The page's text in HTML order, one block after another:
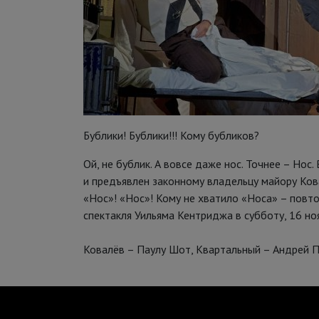
Бублики! Бублики!!! Кому бубликов?
Ой, не бублик. А вовсе даже нос. Точнее – Нос.
и предъявлен законному владельцу майору
«Нос»! «Нос»! Кому не хватило «Носа» –
спектакля Уильяма Кентриджа в субботу, 16
Ковалёв – Паулу Шот, Квартальный – Андрей